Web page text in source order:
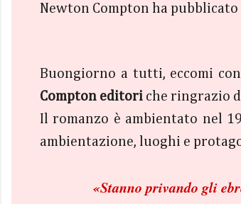
Newton Compton ha pubblicato
Buongiorno a tutti, eccomi
Compton editori che ringrazio
Il romanzo è ambientato nel
ambientazione, luoghi e
«Stanno privando gli